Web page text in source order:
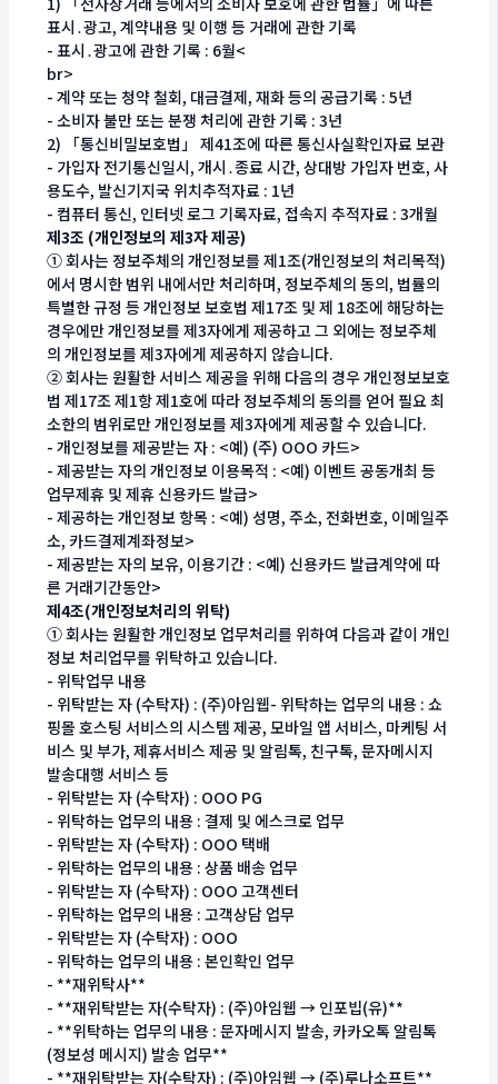
표시․광고, 계약내용 및 이행 등 거래에 관한 기록
- 표시․광고에 관한 기록 : 6월<
br>
- 계약 또는 청약 철회, 대금결제, 재화 등의 공급기록 : 5년
- 소비자 불만 또는 분쟁 처리에 관한 기록 : 3년
2) 「통신비밀보호법」 제41조에 따른 통신사실확인자료 보관
- 가입자 전기통신일시, 개시․종료 시간, 상대방 가입자 번호, 사
용도수, 발신기지국 위치추적자료 : 1년
- 컴퓨터 통신, 인터넷 로그 기록자료, 접속지 추적자료 : 3개월
제3조 (개인정보의 제3자 제공)
① 회사는 정보주체의 개인정보를 제1조(개인정보의 처리목적)
에서 명시한 범위 내에서만 처리하며, 정보주체의 동의, 법률의
특별한 규정 등 개인정보 보호법 제17조 및 제 18조에 해당하는
경우에만 개인정보를 제3자에게 제공하고 그 외에는 정보주체
의 개인정보를 제3자에게 제공하지 않습니다.
② 회사는 원활한 서비스 제공을 위해 다음의 경우 개인정보보호
법 제17조 제1항 제1호에 따라 정보주체의 동의를 얻어 필요 최
소한의 범위로만 개인정보를 제3자에게 제공할 수 있습니다.
- 개인정보를 제공받는 자 : <예) (주) OOO 카드>
- 제공받는 자의 개인정보 이용목적 : <예) 이벤트 공동개최 등
업무제휴 및 제휴 신용카드 발급>
- 제공하는 개인정보 항목 : <예) 성명, 주소, 전화번호, 이메일주
소, 카드결제계좌정보>
- 제공받는 자의 보유, 이용기간 : <예) 신용카드 발급계약에 따
른 거래기간동안>
제4조(개인정보처리의 위탁)
① 회사는 원활한 개인정보 업무처리를 위하여 다음과 같이 개인
정보 처리업무를 위탁하고 있습니다.
- 위탁업무 내용
- 위탁받는 자 (수탁자) : (주)아임웹- 위탁하는 업무의 내용 : 쇼
핑몰 호스팅 서비스의 시스템 제공, 모바일 앱 서비스, 마케팅 서
비스 및 부가, 제휴서비스 제공 및 알림톡, 친구톡, 문자메시지
발송대행 서비스 등
- 위탁받는 자 (수탁자) : OOO PG
- 위탁하는 업무의 내용 : 결제 및 에스크로 업무
- 위탁받는 자 (수탁자) : OOO 택배
- 위탁하는 업무의 내용 : 상품 배송 업무
- 위탁받는 자 (수탁자) : OOO 고객센터
- 위탁하는 업무의 내용 : 고객상담 업무
- 위탁받는 자 (수탁자) : OOO
- 위탁하는 업무의 내용 : 본인확인 업무
- **재위탁사**
- **재위탁받는 자(수탁자) : (주)아임웹 → 인포빕(유)**
- **위탁하는 업무의 내용 : 문자메시지 발송, 카카오톡 알림톡
(정보성 메시지) 발송 업무**
- **재위탁받는 자(수탁자) : (주)아임웹 → (주)루나소프트**